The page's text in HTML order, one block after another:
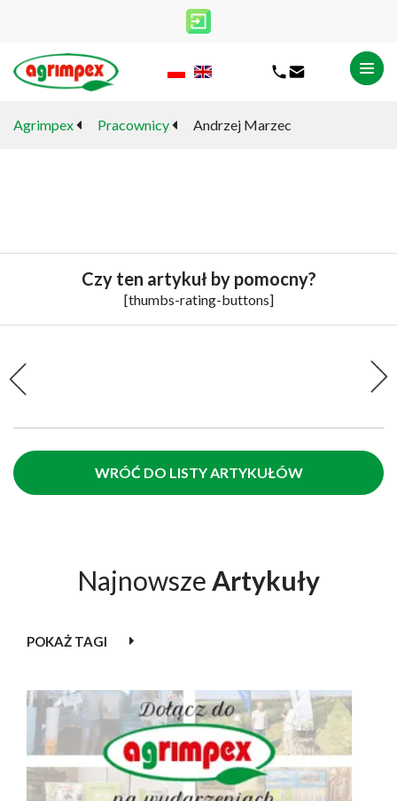
Agrimpex Pracownicy Andrzej Marzec
Czy ten artykuł by pomocny?
[thumbs-rating-buttons]
WRÓĆ DO LISTY ARTYKUŁÓW
Najnowsze Artykuły
POKAŻ TAGI